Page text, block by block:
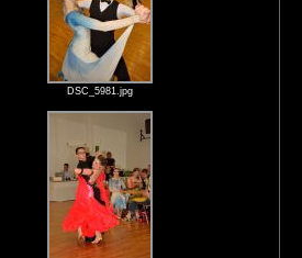
DSC_5981.jpg